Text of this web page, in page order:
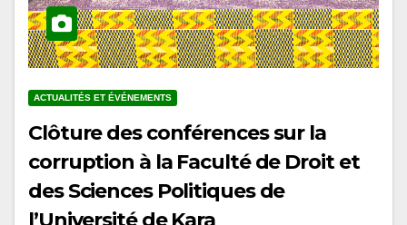
Clôture des conférences sur la
corruption à la Faculté de Droit et
des Sciences Politiques de
l’Université de Kara